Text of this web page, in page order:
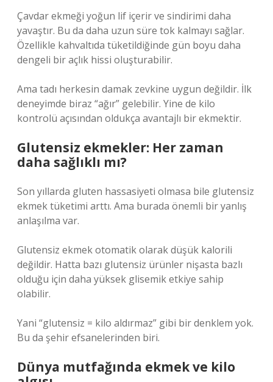
Çavdar ekmeği yoğun lif içerir ve sindirimi daha
yavaştır. Bu da daha uzun süre tok kalmayı sağlar.
Özellikle kahvaltıda tüketildiğinde gün boyu daha
dengeli bir açlık hissi oluşturabilir.
Ama tadı herkesin damak zevkine uygun değildir. İlk
deneyimde biraz “ağır” gelebilir. Yine de kilo
kontrolü açısından oldukça avantajlı bir ekmektir.
Glutensiz ekmekler: Her zaman
daha sağlıklı mı?
Son yıllarda gluten hassasiyeti olmasa bile glutensiz
ekmek tüketimi arttı. Ama burada önemli bir yanlış
anlaşılma var.
Glutensiz ekmek otomatik olarak düşük kalorili
değildir. Hatta bazı glutensiz ürünler nişasta bazlı
olduğu için daha yüksek glisemik etkiye sahip
olabilir.
Yani “glutensiz = kilo aldırmaz” gibi bir denklem yok.
Bu da şehir efsanelerinden biri.
Dünya mutfağında ekmek ve kilo